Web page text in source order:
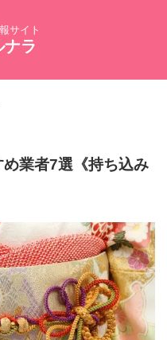
サイト
ラ
め業者7選《持ち込み